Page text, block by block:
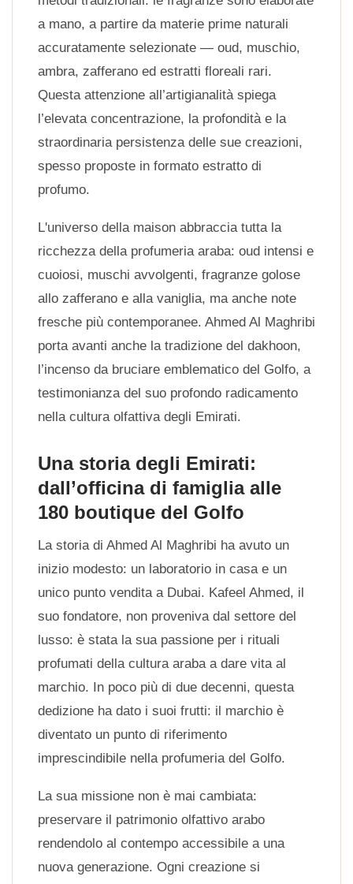
a mano, a partire da materie prime naturali
accuratamente selezionate — oud, muschio,
ambra, zafferano ed estratti floreali rari.
Questa attenzione all’artigianalità spiega
l’elevata concentrazione, la profondità e la
straordinaria persistenza delle sue creazioni,
spesso proposte in formato estratto di
profumo.
L'universo della maison abbraccia tutta la
ricchezza della profumeria araba: oud intensi e
cuoiosi, muschi avvolgenti, fragranze golose
allo zafferano e alla vaniglia, ma anche note
fresche più contemporanee. Ahmed Al Maghribi
porta avanti anche la tradizione del dakhoon,
l’incenso da bruciare emblematico del Golfo, a
testimonianza del suo profondo radicamento
nella cultura olfattiva degli Emirati.
Una storia degli Emirati:
dall’officina di famiglia alle
180 boutique del Golfo
La storia di Ahmed Al Maghribi ha avuto un
inizio modesto: un laboratorio in casa e un
unico punto vendita a Dubai. Kafeel Ahmed, il
suo fondatore, non proveniva dal settore del
lusso: è stata la sua passione per i rituali
profumati della cultura araba a dare vita al
marchio. In poco più di due decenni, questa
dedizione ha dato i suoi frutti: il marchio è
diventato un punto di riferimento
imprescindibile nella profumeria del Golfo.
La sua missione non è mai cambiata:
preservare il patrimonio olfattivo arabo
rendendolo al contempo accessibile a una
nuova generazione. Ogni creazione si